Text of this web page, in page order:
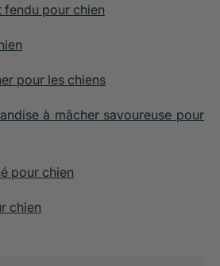
fendu pour chien
pour les chiens
à mâcher savoureuse pour
pour chien
chien